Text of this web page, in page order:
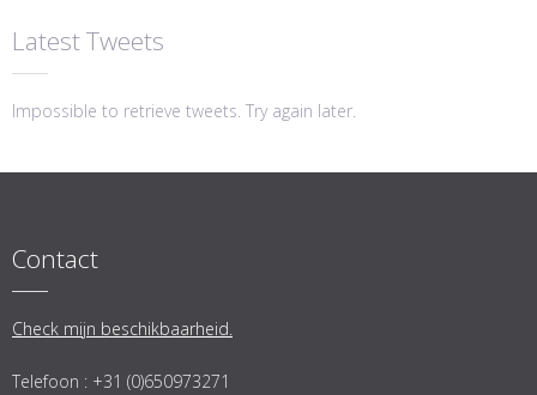
Latest Tweets
Impossible to retrieve tweets. Try again later.
Contact
Check mijn beschikbaarheid.
Telefoon : +31 (0)650973271